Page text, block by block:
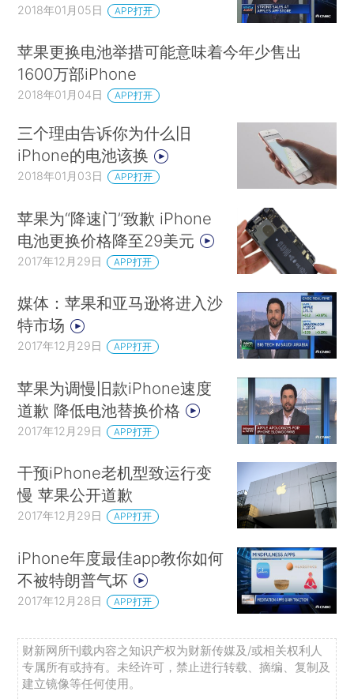
2018年01月05日 APP打开
苹果更换电池举措可能意味着今年少售出
1600万部iPhone
2018年01月04日 APP打开
三个理由告诉你为什么旧
iPhone的电池该换
2018年01月03日 APP打开
苹果为“降速门”致歉 iPhone
电池更换价格降至29美元
2017年12月29日 APP打开
媒体：苹果和亚马逊将进入沙
特市场
2017年12月29日 APP打开
苹果为调慢旧款iPhone速度
道歉 降低电池替换价格
2017年12月29日 APP打开
干预iPhone老机型致运行变
慢 苹果公开道歉
2017年12月29日 APP打开
iPhone年度最佳app教你如何
不被特朗普气坏
2017年12月28日 APP打开
财新网所刊载内容之知识产权为财新传媒及/或相关权利人
专属所有或持有。未经许可，禁止进行转载、摘编、复制及
建立镜像等任何使用。